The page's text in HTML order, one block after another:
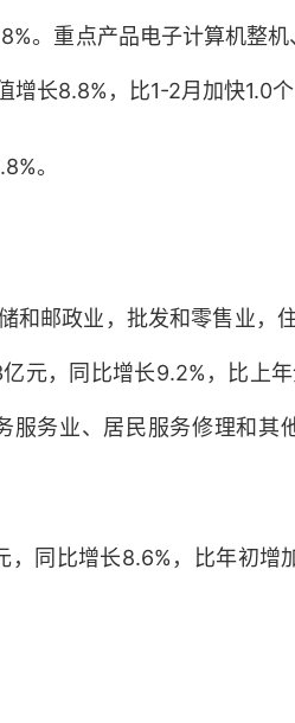
。重点产品电子计算机整
长8.8%，比1-2月加快1.0
。
和邮政业，批发和零售业，
元，同比增长9.2%，比上
务业、居民服务修理和其
同比增长8.6%，比年初